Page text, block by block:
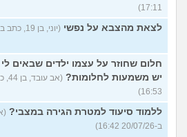
17:11)
לצאת מהצבא על נפשי (יוני, בן 19, כתב ב-20/07/26 17:02)
חלום שחוזר על עצמו ילדים שבאים
יש משמעות לחלומות?
16:53)
ללמוד סיעוד למטרת הגירה במצבי?
ב-20/07/26 16:42)